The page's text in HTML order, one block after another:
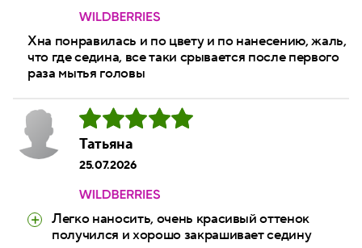
Хна понравилась и по цвету и по нанесению, жаль,
что где седина, все таки срывается после первого
раза мытья головы
Татьяна
25.07.2026
Легко наносить, очень красивый оттенок
получился и хорошо закрашивает седину